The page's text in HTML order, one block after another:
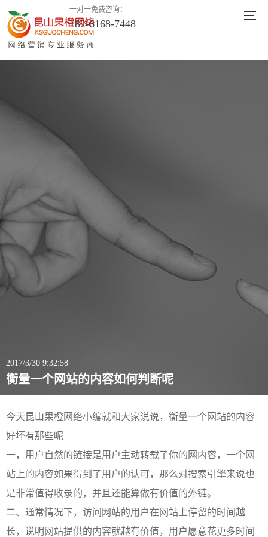
一对一免费咨询：
182-6168-7448
2017/3/30 9:32:58
衡量一个网站的内容如何判断呢
今天昆山果橙网络小编就和大家说说，衡量一个网站的内容
好坏有那些呢
一，用户自然的链接是用户主动转载了你的网内容，一个网
站上的内容如果得到了用户的认可，那么对搜索引擎来说也
是非常值得收录的，并且还能算做有价值的外链。
二、通常情况下，访问网站的用户在网站上停留的时间越
长，说明网站提供的内容就越有价值，用户愿意花更多时间